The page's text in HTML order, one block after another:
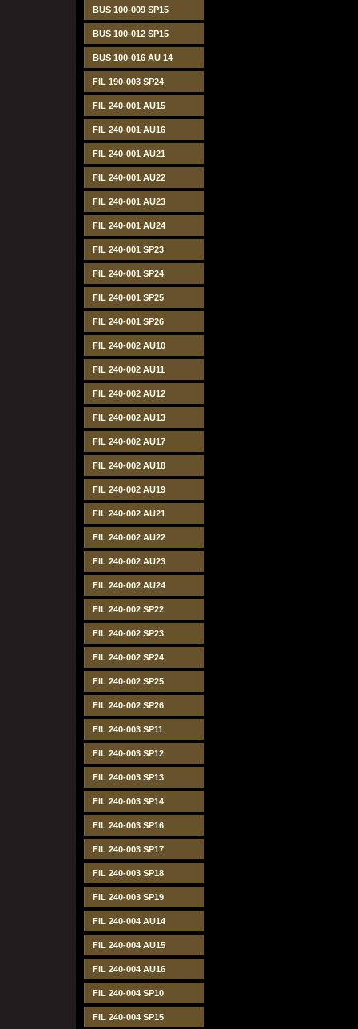
BUS 100-009 SP15
BUS 100-012 SP15
BUS 100-016 AU 14
FIL 190-003 SP24
FIL 240-001 AU15
FIL 240-001 AU16
FIL 240-001 AU21
FIL 240-001 AU22
FIL 240-001 AU23
FIL 240-001 AU24
FIL 240-001 SP23
FIL 240-001 SP24
FIL 240-001 SP25
FIL 240-001 SP26
FIL 240-002 AU10
FIL 240-002 AU11
FIL 240-002 AU12
FIL 240-002 AU13
FIL 240-002 AU17
FIL 240-002 AU18
FIL 240-002 AU19
FIL 240-002 AU21
FIL 240-002 AU22
FIL 240-002 AU23
FIL 240-002 AU24
FIL 240-002 SP22
FIL 240-002 SP23
FIL 240-002 SP24
FIL 240-002 SP25
FIL 240-002 SP26
FIL 240-003 SP11
FIL 240-003 SP12
FIL 240-003 SP13
FIL 240-003 SP14
FIL 240-003 SP16
FIL 240-003 SP17
FIL 240-003 SP18
FIL 240-003 SP19
FIL 240-004 AU14
FIL 240-004 AU15
FIL 240-004 AU16
FIL 240-004 SP10
FIL 240-004 SP15